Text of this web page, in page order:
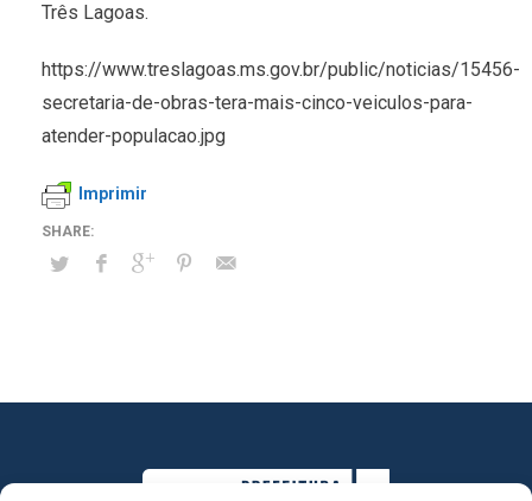
Três Lagoas.
https://www.treslagoas.ms.gov.br/public/noticias/15456-
secretaria-de-obras-tera-mais-cinco-veiculos-para-
atender-populacao.jpg
Imprimir